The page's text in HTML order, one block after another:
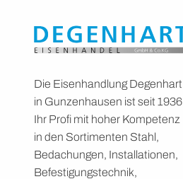
Die Eisenhandlung Degenhart
in Gunzenhausen ist seit 1936
Ihr Profi mit hoher Kompetenz
in den Sortimenten Stahl,
Bedachungen, Installationen,
Befestigungstechnik,